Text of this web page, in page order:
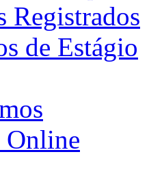
Registrados
de Estágio
Online